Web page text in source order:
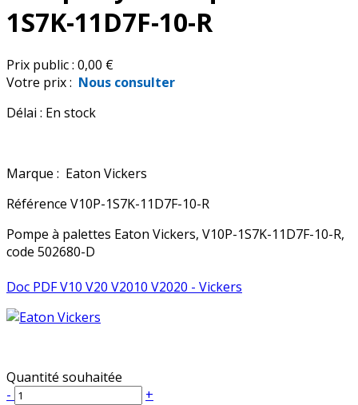
1S7K-11D7F-10-R
Prix public : 0,00 €
Votre prix : Nous consulter
Délai : En stock
Marque : Eaton Vickers
Référence V10P-1S7K-11D7F-10-R
Pompe à palettes Eaton Vickers, V10P-1S7K-11D7F-10-R,
code 502680-D
Doc PDF V10 V20 V2010 V2020 - Vickers
Quantité souhaitée
-
+